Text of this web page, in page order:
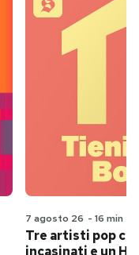
7 agosto 26 - 16 min
Tre artisti pop
incasinati e un